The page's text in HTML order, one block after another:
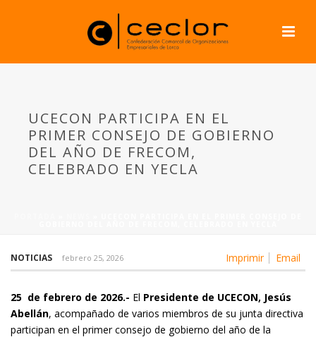
UCECON PARTICIPA EN EL
PRIMER CONSEJO DE GOBIERNO
DEL AÑO DE FRECOM,
CELEBRADO EN YECLA
Imprimir Email
NOTICIAS febrero 25, 2026
25 de febrero de 2026.- El Presidente de UCECON, Jesús
Abellán, acompañado de varios miembros de su junta directiva
participan en el primer consejo de gobierno del año de la